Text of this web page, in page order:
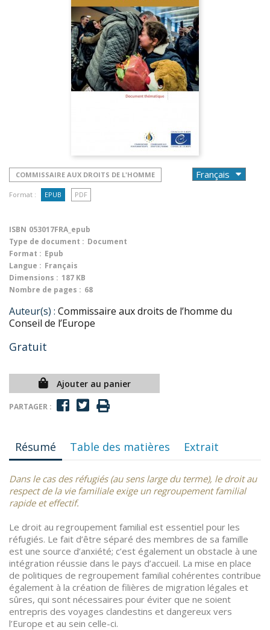
COMMISSAIRE AUX DROITS DE L'HOMME
Format : EPUB PDF
ISBN 053017FRA_epub
Type de document : Document
Format : Epub
Langue : Français
Dimensions : 187 KB
Nombre de pages : 68
Auteur(s) : Commissaire aux droits de l’homme du
Conseil de l’Europe
Gratuit
Ajouter au panier
PARTAGER :
Résumé Table des matières Extrait
Dans le cas des réfugiés (au sens large du terme), le droit au
respect de la vie familiale exige un regroupement familial
rapide et effectif.
Le droit au regroupement familial est essentiel pour les
réfugiés. Le fait d’être séparé des membres de sa famille
est une source d’anxiété; c’est également un obstacle à une
intégration réussie dans le pays d’accueil. La mise en place
de politiques de regroupement familial cohérentes contribue
également à la création de filières de migration légales et
sûres, qui sont nécessaires pour éviter que ne soient
entrepris des voyages clandestins et dangereux vers
l’Europe et au sein celle-ci.